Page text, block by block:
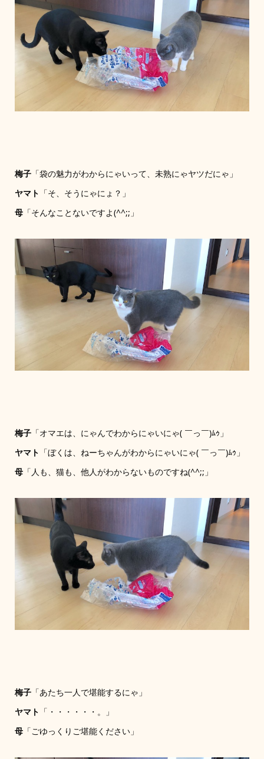
梅子「袋の魅力がわからにゃいって、未熟にゃヤツだにゃ」
ヤマト 「そ、そうにゃにょ？」
母「そんなことないですよ(^^;;」
梅子「オマエは、にゃんでわからにゃいにゃ( ￣っ￣)ﾑｩ」
ヤマト 「ぼくは、ねーちゃんがわからにゃいにゃ( ￣っ￣)ﾑｩ」
母「人も、猫も、他人がわからないものですね(^^;;」
梅子「あたち一人で堪能するにゃ」
ヤマト 「・・・・・・。」
母「ごゆっくりご堪能ください」